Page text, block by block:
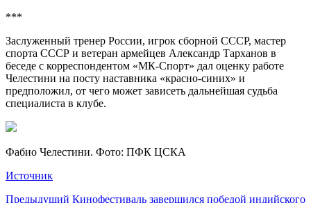
***
Заслуженный тренер России, игрок сборной СССР, мастер
спорта СССР и ветеран армейцев Александр Тарханов в
беседе с корреспондентом «МК-Спорт» дал оценку работе
Челестини на посту наставника «красно-синих» и
предположил, от чего может зависеть дальнейшая судьба
специалиста в клубе.
Фабио Челестини. Фото: ПФК ЦСКА
Источник
Предыдущий Кинофестиваль завершился победой индийского